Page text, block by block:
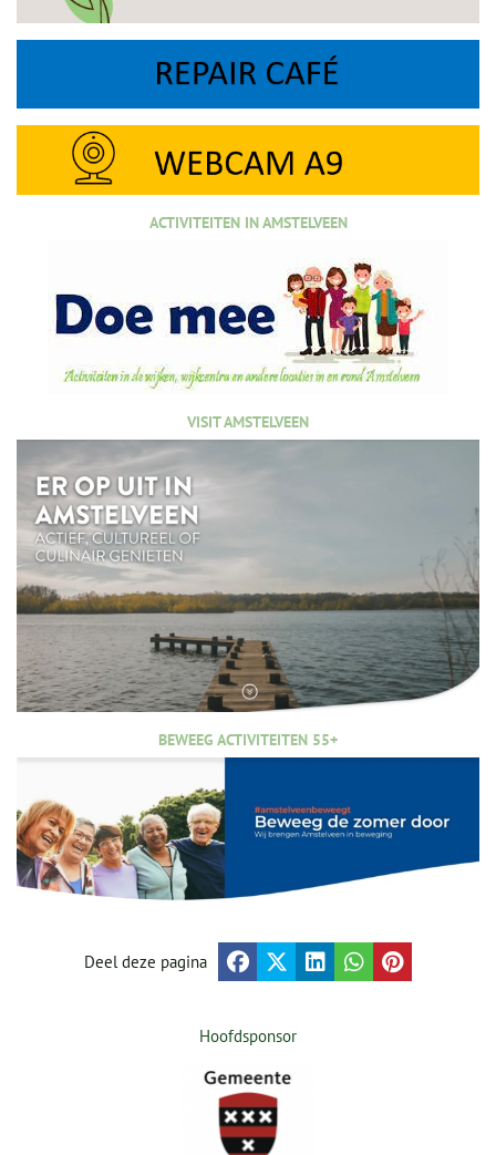
ACTIVITEITEN IN AMSTELVEEN
VISIT AMSTELVEEN
BEWEEG ACTIVITEITEN 55+
Deel deze pagina
Hoofdsponsor